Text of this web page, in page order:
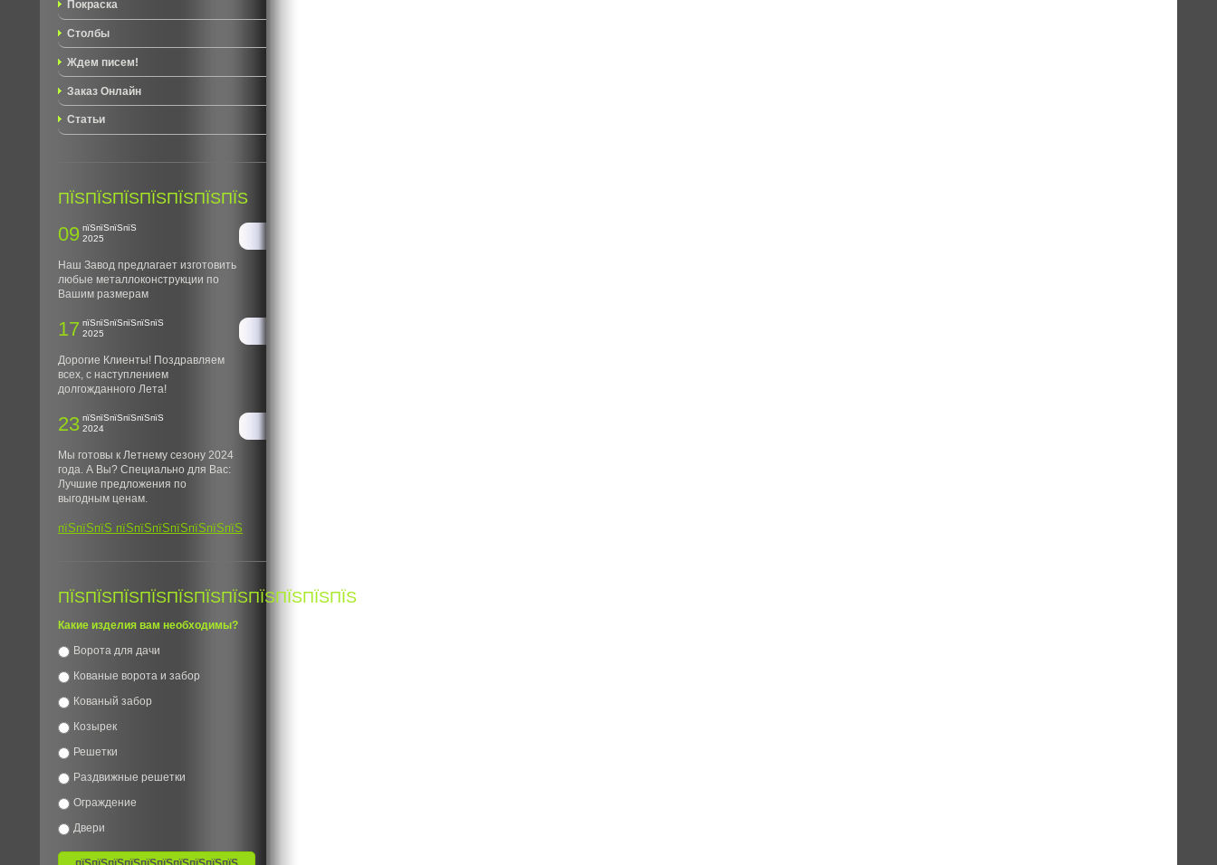
Покраска
Столбы
Ждем писем!
Заказ Онлайн
Статьи
ПЇЅПЇЅПЇЅПЇЅПЇЅПЇЅПЇЅ
09 пїЅпїЅпїЅпїЅ
2025
Наш Завод предлагает изготовить
любые металлоконструкции по
Вашим размерам
17 пїЅпїЅпїЅпїЅпїЅпїЅ
2025
Дорогие Клиенты! Поздравляем
всех, с наступлением
долгожданного Лета!
23 пїЅпїЅпїЅпїЅпїЅпїЅ
2024
Мы готовы к Летнему сезону 2024
года. А Вы? Специально для Вас:
Лучшие предложения по
выгодным ценам.
пїЅпїЅпїЅ пїЅпїЅпїЅпїЅпїЅпїЅпїЅ
ПЇЅПЇЅПЇЅПЇЅПЇЅПЇЅПЇЅПЇЅПЇЅПЇЅПЇЅ
Какие изделия вам необходимы?
Ворота для дачи
Кованые ворота и забор
Кованый забор
Козырек
Решетки
Раздвижные решетки
Ограждение
Двери